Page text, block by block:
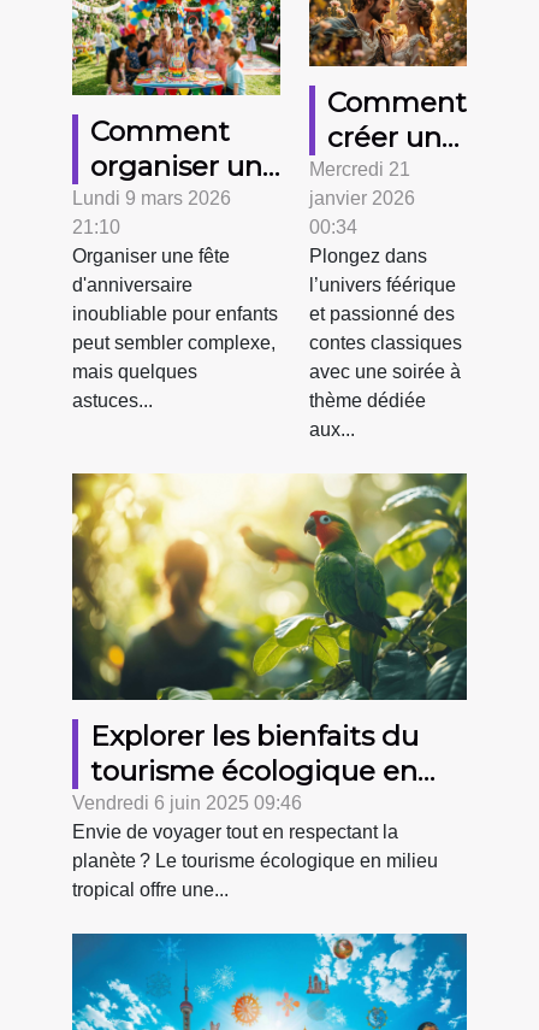
Comment
organiser une
fête
d'anniversaire
mémorable
pour enfants
?
Lundi 9 mars 2026
21:10
Organiser une fête
d'anniversaire
inoubliable pour enfants
peut sembler complexe,
mais quelques
astuces...
Comment
créer une
soirée à
thème
autour du
conte
classique
des
amoureux
maudits ?
Mercredi 21
janvier 2026
00:34
Plongez dans
l’univers féérique
et passionné des
contes classiques
avec une soirée à
thème dédiée
aux...
Explorer les bienfaits du
tourisme écologique en
milieu tropical
Vendredi 6 juin 2025 09:46
Envie de voyager tout en respectant la
planète ? Le tourisme écologique en milieu
tropical offre une...